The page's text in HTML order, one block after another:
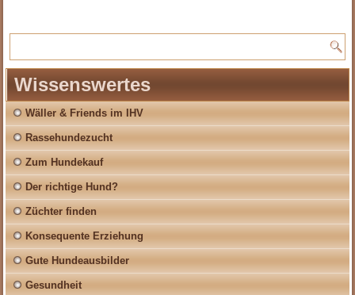
Wissenswertes
Wäller & Friends im IHV
Rassehundezucht
Zum Hundekauf
Der richtige Hund?
Züchter finden
Konsequente Erziehung
Gute Hundeausbilder
Gesundheit